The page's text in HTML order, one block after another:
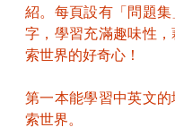
紹。每頁設有「問題
字，學習充滿趣味性
索世界的好奇心！
第一本能學習中英文的
索世界。